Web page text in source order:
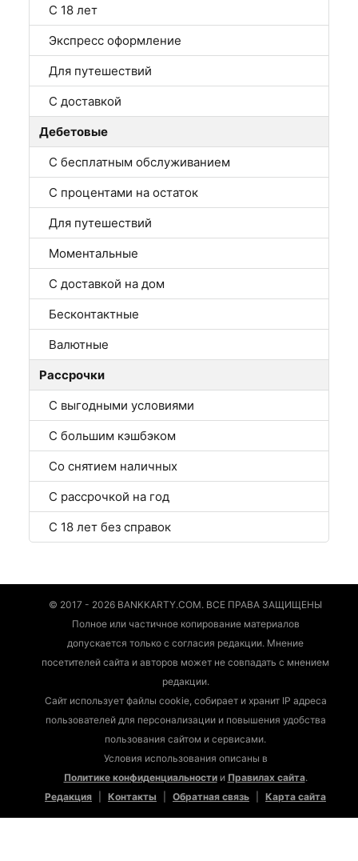
С 18 лет
Экспресс оформление
Для путешествий
С доставкой
Дебетовые
С бесплатным обслуживанием
С процентами на остаток
Для путешествий
Моментальные
С доставкой на дом
Бесконтактные
Валютные
Рассрочки
С выгодными условиями
С большим кэшбэком
Со снятием наличных
С рассрочкой на год
С 18 лет без справок
© 2017 - 2026 BANKKARTY.COM. ВСЕ ПРАВА ЗАЩИЩЕНЫ
Полное или частичное копирование материалов
допускается только с согласия редакции. Мнение
посетителей сайта и авторов может не совпадать с мнением
редакции.
Сайт использует файлы cookie, собирает и хранит IP адреса
пользователей для персонализации и повышения удобства
пользования сайтом и сервисами.
Условия использования описаны в
Политике конфиденциальностии Правилах сайта.
Редакция
Контакты Обратная связь Карта сайта